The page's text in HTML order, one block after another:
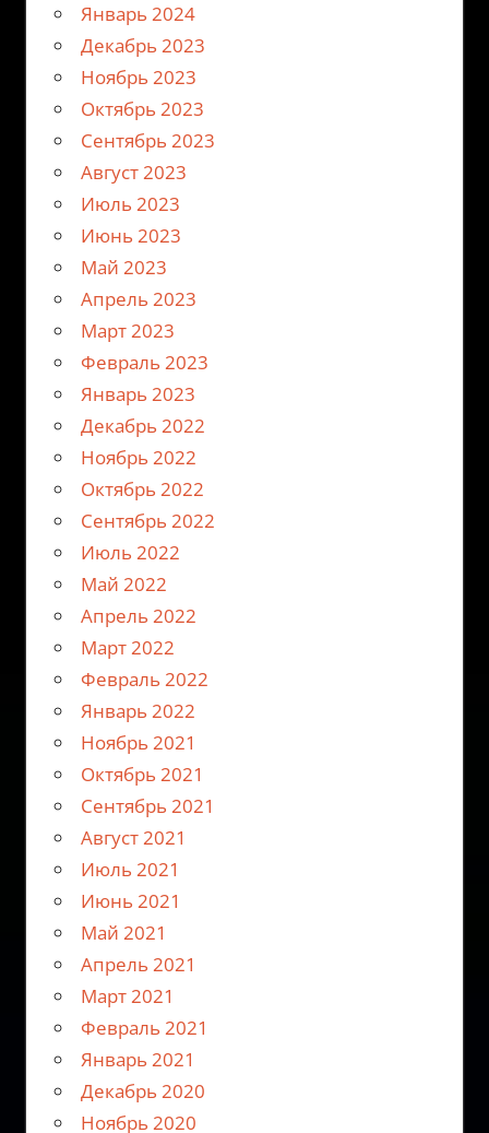
Январь 2024
Декабрь 2023
Ноябрь 2023
Октябрь 2023
Сентябрь 2023
Август 2023
Июль 2023
Июнь 2023
Май 2023
Апрель 2023
Март 2023
Февраль 2023
Январь 2023
Декабрь 2022
Ноябрь 2022
Октябрь 2022
Сентябрь 2022
Июль 2022
Май 2022
Апрель 2022
Март 2022
Февраль 2022
Январь 2022
Ноябрь 2021
Октябрь 2021
Сентябрь 2021
Август 2021
Июль 2021
Июнь 2021
Май 2021
Апрель 2021
Март 2021
Февраль 2021
Январь 2021
Декабрь 2020
Ноябрь 2020